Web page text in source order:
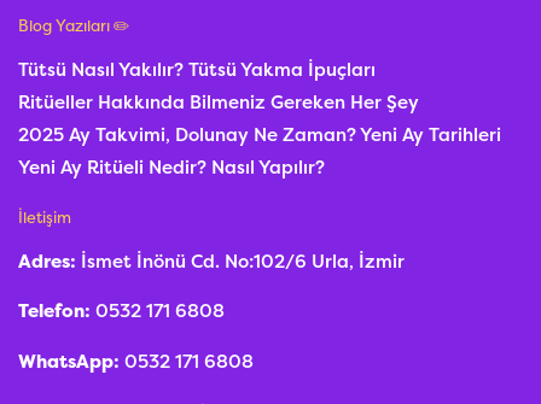
Blog Yazıları ✏️
Tütsü Nasıl Yakılır? Tütsü Yakma İpuçları
Ritüeller Hakkında Bilmeniz Gereken Her Şey
2025 Ay Takvimi, Dolunay Ne Zaman? Yeni Ay Tarihleri
Yeni Ay Ritüeli Nedir? Nasıl Yapılır?
İletişim
Adres: İsmet İnönü Cd. No:102/6 Urla, İzmir
Telefon: 0532 171 6808
WhatsApp: 0532 171 6808